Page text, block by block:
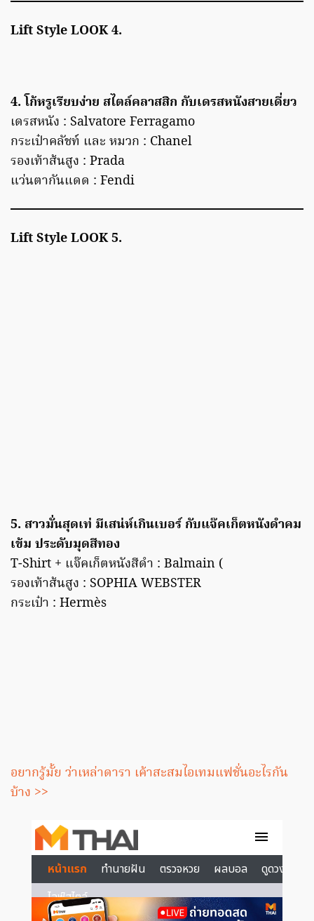
Lift Style LOOK 4.
4. โก้หรูเรียบง่าย สไตล์คลาสสิก กับเดรสหนังสายเดี่ยว
เดรสหนัง : Salvatore Ferragamo
กระเป๋าคลัชท์ และ หมวก : Chanel
รองเท้าส้นสูง : Prada
แว่นตากันแดด : Fendi
Lift Style LOOK5.
5. สาวมั่นสุดเท่ มีเสน่ห์เกินเบอร์ กับแจ๊คเก็ตหนังดำคม
เข้ม ประดับมุดสีทอง
T-Shirt + แจ๊คเก็ตหนังสีดำ : Balmain (
รองเท้าส้นสูง : SOPHIA WEBSTER
กระเป๋า : Hermès
อยากรู้มั้ย ว่าเหล่าดารา เค้าสะสมไอเทมแฟชั่นอะไรกัน
บ้าง >>